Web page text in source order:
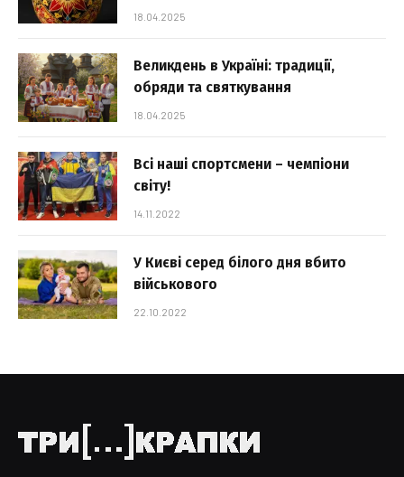
18.04.2025
Великдень в Україні: традиції,
обряди та святкування
18.04.2025
Всі наші спортсмени – чемпіони
світу!
14.11.2022
У Києві серед білого дня вбито
військового
22.10.2022